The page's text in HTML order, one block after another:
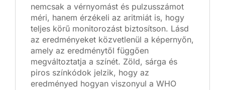
nemcsak a vérnyomást és pulzusszámot
méri, hanem érzékeli az aritmiát is, hogy
teljes körű monitorozást biztosítson. Lásd
az eredményeket közvetlenül a képernyőn,
amely az eredménytől függően
megváltoztatja a színét. Zöld, sárga és
piros színkódok jelzik, hogy az
eredményed hogyan viszonyul a WHO